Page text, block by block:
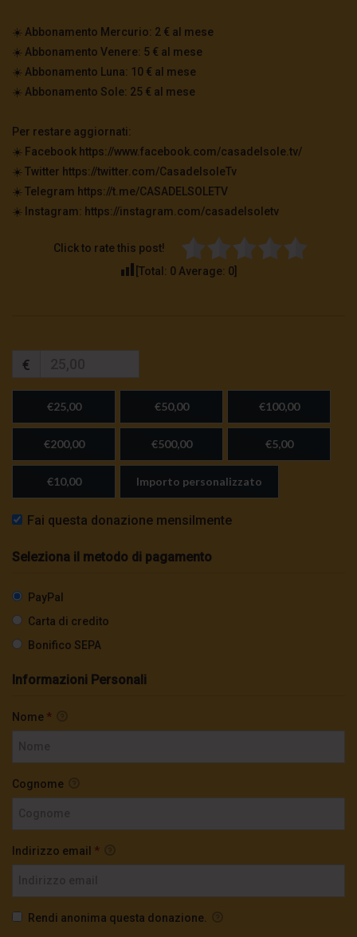
☀️ Abbonamento Mercurio: 2 € al mese
☀️ Abbonamento Venere: 5 € al mese
☀️ Abbonamento Luna: 10 € al mese
☀️ Abbonamento Sole: 25 € al mese
Per restare aggiornati:
☀️ Facebook https://www.facebook.com/casadelsole.tv/
☀️ Twitter https://twitter.com/CasadelsoleTv
☀️ Telegram https://t.me/CASADELSOLETV
☀️ Instagram: https://instagram.com/casadelsoletv
Click to rate this post!
[Total: 0 Average: 0
€
€25,00 €50,00 €100,00
€200,00 €500,00 €5,00
€10,00 Importo personalizzato
Fai questa donazione mensilmente
Seleziona il metodo di pagamento
PayPal
Carta di credito
Bonifico SEPA
Informazioni Personali
Nome *
Cognome
Indirizzo email *
Rendi anonima questa donazione.